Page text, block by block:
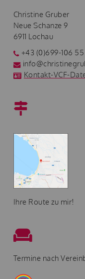
Christine Gruber
Neue Schanze 9
6911 Lochau
+43 (0)699-106
Kontakt-VCF-
Ihre Route zu mir!
Termine nach